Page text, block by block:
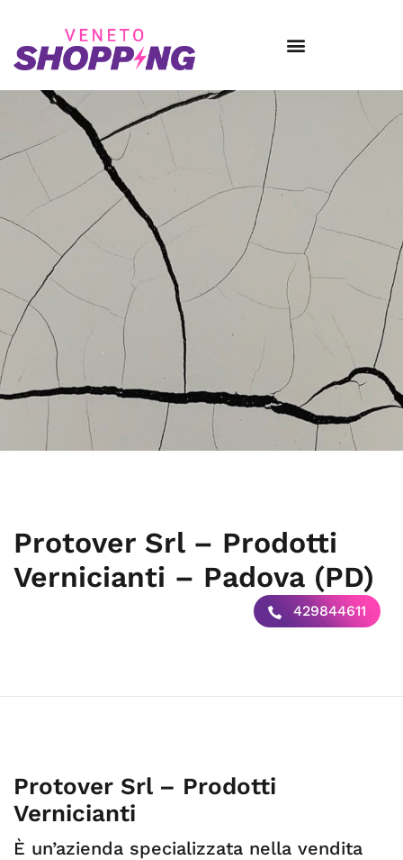
Protover Srl – Prodotti
Vernicianti – Padova (PD)
429844611
Protover Srl – Prodotti
Vernicianti
È un’azienda specializzata nella vendita